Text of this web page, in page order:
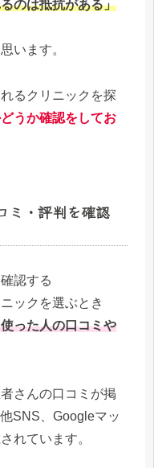
のは抵抗がある」
います。
るクリニックを探
うか確認をしてお
ミ・評判を確認
ックを選ぶとき
った人の口コミや
さんの口コミが掲
SNS、Googleマッ
れています。